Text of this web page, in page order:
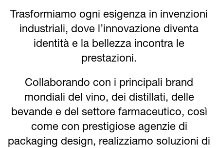
Trasformiamo ogni esigenza in invenzioni
industriali, dove l’innovazione diventa
identità e la bellezza incontra le
prestazioni.
Collaborando con i principali brand
mondiali del vino, dei distillati, delle
bevande e del settore farmaceutico, così
come con prestigiose agenzie di
packaging design, realizziamo soluzioni di